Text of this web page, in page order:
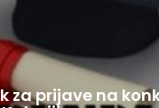
za prijave na